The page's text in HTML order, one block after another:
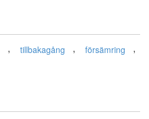
, tillbakagång , försämring ,